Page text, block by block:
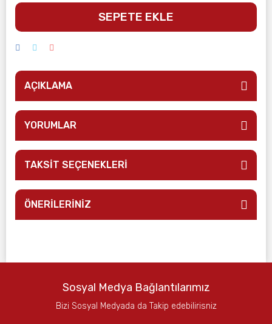
SEPETE EKLE
AÇIKLAMA
YORUMLAR
TAKSİT SEÇENEKLERİ
ÖNERİLERİNİZ
Sosyal Medya Bağlantılarımız
Bizi Sosyal Medyada da Takip edebilirisniz